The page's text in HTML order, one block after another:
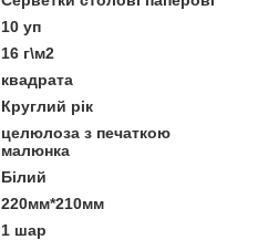
10 уп
16 г\м2
квадрата
Круглий рік
целюлоза з печаткою
малюнка
Білий
220мм*210мм
1 шар